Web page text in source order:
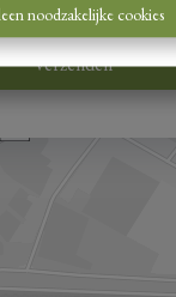
noodzakelijke cookies
Verzenden